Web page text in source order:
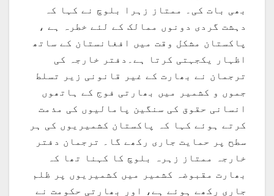
بھی بات کی۔ ممتاز زہرا بلوچ نے کہا کہ
دہشت گردی دونوں ممالک کے لئے خطرہ ہے ،
پاکستان مشکل وقت میں افغانستان کے ساتھ
اظہار یکجہتی کرتا ہے۔دفتر خارجہ کی
ترجمان نے بھارت کے غیر قانونی زیر تسلط
جموں و کشمیر میں بھارتی فوج کے ہاتھوں
انسانی حقوق کی سنگین پامالیوں کی مذمت
کرتے ہوئے کہا کہ پاکستان کشمیریوں کی ہر
سطح پر حمایت جاری رکھے گا۔ ترجمان دفتر
خارجہ ممتاز زہرہ بلوچ کا کہنا تھا کہ
بھارت مقبوضہ کشمیر میں کشمیریوں پر ظلم
جاری رکھے ہوئے ہے، اور بھارتی حکومت نے